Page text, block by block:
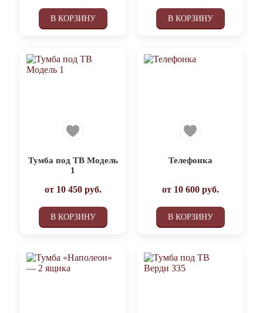
В КОРЗИНУ В КОРЗИНУ
Тумба под ТВ Модель
1
от 10 450руб.
В КОРЗИНУ
Телефонка
от 10 600руб.
В КОРЗИНУ